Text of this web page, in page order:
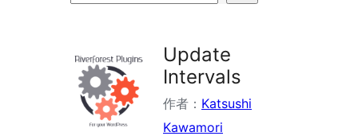
件
Update
Intervals
作者： Katsushi
Kawamori